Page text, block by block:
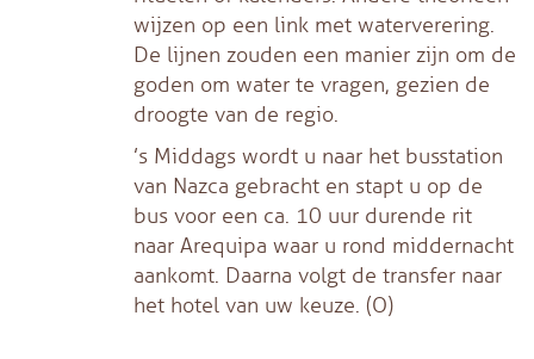
wijzen op een link met waterverering.
De lijnen zouden een manier zijn om de
goden om water te vragen, gezien de
droogte van de regio.
’s Middags wordt u naar het busstation
van Nazca gebracht en stapt u op de
bus voor een ca. 10 uur durende rit
naar Arequipa waar u rond middernacht
aankomt. Daarna volgt de transfer naar
het hotel van uw keuze. (O)